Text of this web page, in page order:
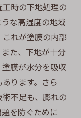
度チェック
ポイント
実現するため
ント
時の下地処理の
な高湿度の地域
れが塗膜の内部
た、下地が十分
膜が水分を吸収
ります。さら
不足も、膨れの
を防ぐために